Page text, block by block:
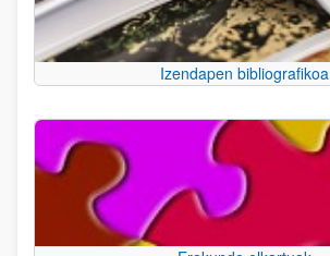
Izendapen bibliografikoa